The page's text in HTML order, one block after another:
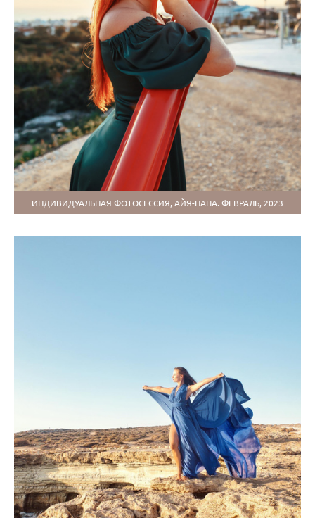
ИНДИВИДУАЛЬНАЯ ФОТОСЕССИЯ, АЙЯ-НАПА. ФЕВРАЛЬ, 2023